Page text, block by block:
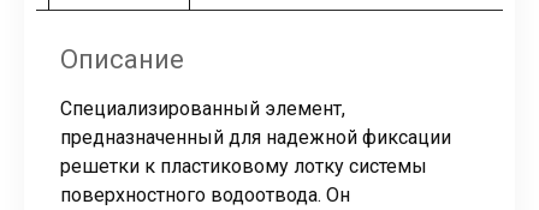
Описание
Специализированный элемент,
предназначенный для надежной фиксации
решетки к пластиковому лотку системы
поверхностного водоотвода. Он